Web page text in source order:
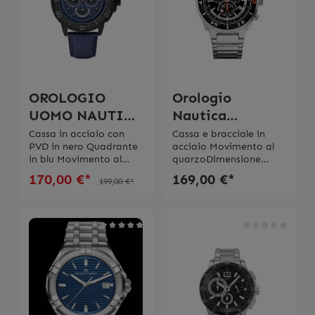
anni
“liquiq
rubber” Impermeabilitá
20 bar2 anni di
garanzia L’orologio
viene spedito con la
originale.
OROLOGIO
UOMO NAUTICA
A18644G
Cassa in acciaio con
PVD in nero Quadrante
in blu Movimento al
quarzoDatarioVetro
mineraleCinturino in
mm 2 anni di garanzia
170,00 €* 199,00 €*
Orologio
Nautica
Cronografo
A16656G
Cassa e bracciale in
acciaio Movimento al
quarzoDimensione
cassa 45 mmQuadrante
in neroCronografo e
169,00 €*